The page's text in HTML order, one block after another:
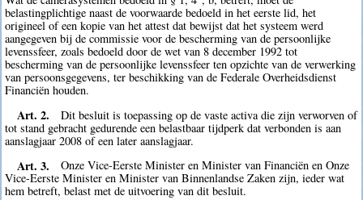
belastingplichtige naast de voorwaarde bedoeld in het eerste lid, het
origineel of een kopie van het attest dat bewijst dat het systeem werd
aangegeven bij de commissie voor de bescherming van de persoonlijke
levenssfeer, zoals bedoeld door de wet van 8 december 1992 tot
bescherming van de persoonlijke levenssfeer ten opzichte van de verwerking
van persoonsgegevens, ter beschikking van de Federale Overheidsdienst
Financiën houden.
Art. 2.
Dit besluit is toepassing op de vaste activa die zijn verworven of
tot stand gebracht gedurende een belastbaar tijdperk dat verbonden is aan
aanslagjaar 2008 of een later aanslagjaar.
Art. 3.
Onze Vice-Eerste Minister en Minister van Financiën en Onze
Vice-Eerste Minister en Minister van Binnenlandse Zaken zijn, ieder wat
hem betreft, belast met de uitvoering van dit besluit.